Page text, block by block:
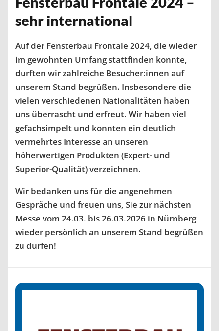
sehr international
Auf der Fensterbau Frontale 2024, die wieder
im gewohnten Umfang stattfinden konnte,
durften wir zahlreiche Besucher:innen auf
unserem Stand begrüßen. Insbesondere die
vielen verschiedenen Nationalitäten haben
uns überrascht und erfreut. Wir haben viel
gefachsimpelt und konnten ein deutlich
vermehrtes Interesse an unseren
höherwertigen Produkten (Expert- und
Superior-Qualität) verzeichnen.
Wir bedanken uns für die angenehmen
Gespräche und freuen uns, Sie zur nächsten
Messe vom 24.03. bis 26.03.2026 in Nürnberg
wieder persönlich an unserem Stand begrüßen
zu dürfen!